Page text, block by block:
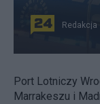
Redakcja
Port Lotniczy
Marrakeszu i